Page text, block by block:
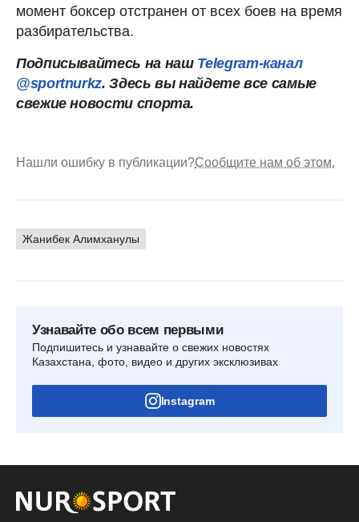
момент боксер отстранен от всех боев на время
разбирательства.
Подписывайтесь на наш Telegram-канал
@sportnurkz. Здесь вы найдете все самые
свежие новости спорта.
Нашли ошибку в публикации?Сообщите нам об этом.
Жанибек Алимханулы
Узнавайте обо всем первыми
Подпишитесь и узнавайте о свежих новостях
Казахстана, фото, видео и других эксклюзивах
Instagram